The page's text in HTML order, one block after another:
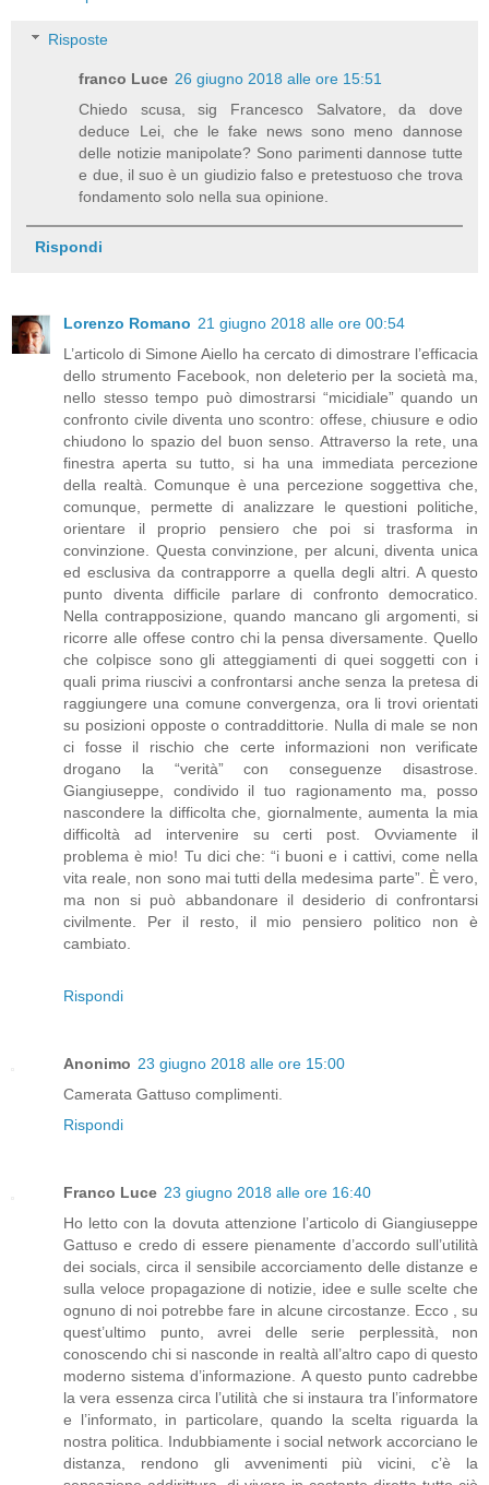
Risposte
franco Luce 26 giugno 2018 alle ore 15:51
Chiedo scusa, sig Francesco Salvatore, da dove
deduce Lei, che le fake news sono meno dannose
delle notizie manipolate? Sono parimenti dannose tutte
e due, il suo è un giudizio falso e pretestuoso che trova
fondamento solo nella sua opinione.
Rispondi
Lorenzo Romano 21 giugno 2018 alle ore 00:54
L’articolo di Simone Aiello ha cercato di dimostrare l’efficacia
dello strumento Facebook, non deleterio per la società ma,
nello stesso tempo può dimostrarsi “micidiale” quando un
confronto civile diventa uno scontro: offese, chiusure e odio
chiudono lo spazio del buon senso. Attraverso la rete, una
finestra aperta su tutto, si ha una immediata percezione
della realtà. Comunque è una percezione soggettiva che,
comunque, permette di analizzare le questioni politiche,
orientare il proprio pensiero che poi si trasforma in
convinzione. Questa convinzione, per alcuni, diventa unica
ed esclusiva da contrapporre a quella degli altri. A questo
punto diventa difficile parlare di confronto democratico.
Nella contrapposizione, quando mancano gli argomenti, si
ricorre alle offese contro chi la pensa diversamente. Quello
che colpisce sono gli atteggiamenti di quei soggetti con i
quali prima riuscivi a confrontarsi anche senza la pretesa di
raggiungere una comune convergenza, ora li trovi orientati
su posizioni opposte o contraddittorie. Nulla di male se non
ci fosse il rischio che certe informazioni non verificate
drogano la “verità” con conseguenze disastrose.
Giangiuseppe, condivido il tuo ragionamento ma, posso
nascondere la difficolta che, giornalmente, aumenta la mia
difficoltà ad intervenire su certi post. Ovviamente il
problema è mio! Tu dici che: “i buoni e i cattivi, come nella
vita reale, non sono mai tutti della medesima parte”. È vero,
ma non si può abbandonare il desiderio di confrontarsi
civilmente. Per il resto, il mio pensiero politico non è
cambiato.
Rispondi
Anonimo 23 giugno 2018 alle ore 15:00
Camerata Gattuso complimenti.
Rispondi
Franco Luce 23 giugno 2018 alle ore 16:40
Ho letto con la dovuta attenzione l’articolo di Giangiuseppe
Gattuso e credo di essere pienamente d’accordo sull’utilità
dei socials, circa il sensibile accorciamento delle distanze e
sulla veloce propagazione di notizie, idee e sulle scelte che
ognuno di noi potrebbe fare in alcune circostanze. Ecco , su
quest’ultimo punto, avrei delle serie perplessità, non
conoscendo chi si nasconde in realtà all’altro capo di questo
moderno sistema d’informazione. A questo punto cadrebbe
la vera essenza circa l’utilità che si instaura tra l’informatore
e l’informato, in particolare, quando la scelta riguarda la
nostra politica. Indubbiamente i social network accorciano le
distanza, rendono gli avvenimenti più vicini, c’è la